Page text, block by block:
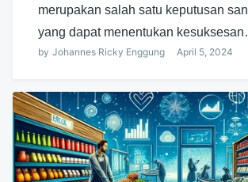
merupakan salah satu keputusan
yang dapat menentukan
by Johannes Ricky Enggung April 5, 2024